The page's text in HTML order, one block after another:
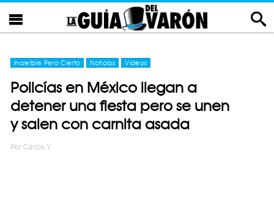
Increíble Pero Cierto Noticias Videos
Policías en México llegan a
detener una fiesta pero se unen
y salen con carnita asada
Por Carlos Y